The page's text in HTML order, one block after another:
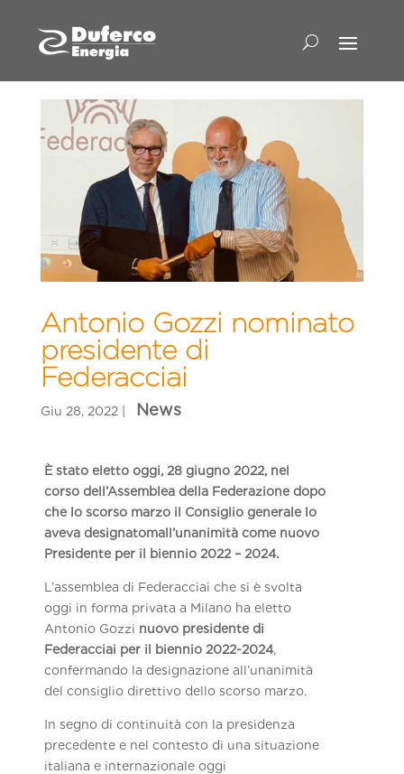
Antonio Gozzi nominato
presidente di
Federacciai
È stato eletto oggi, 28 giugno 2022, nel
corso dell’Assemblea della Federazione dopo
che lo scorso marzo il Consiglio generale lo
aveva designatomall’unanimità come nuovo
Presidente per il biennio 2022 – 2024.
L’assemblea di Federacciai che si è svolta
oggi in forma privata a Milano ha eletto
Antonio Gozzi nuovo presidente di
Federacciai per il biennio 2022-2024,
confermando la designazione all’unanimità
del consiglio direttivo dello scorso marzo.
In segno di continuità con la presidenza
precedente e nel contesto di una situazione
italiana e internazionale oggi